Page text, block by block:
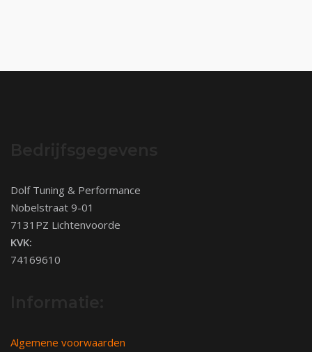
Dolf Tuning & Performance
Nobelstraat 9-01
7131PZ Lichtenvoorde
KVK:
74169610
Algemene voorwaarden